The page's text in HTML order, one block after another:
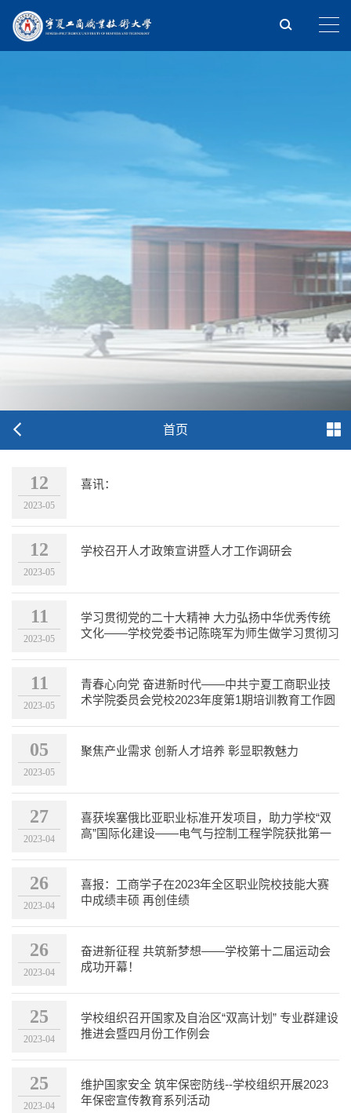
首页
12
2023-05
喜讯：
12
2023-05
学校召开人才政策宣讲暨人才工作调研会
11
2023-05
学习贯彻党的二十大精神 大力弘扬中华优秀传统
文化——学校党委书记陈晓军为师生做学习贯彻习
11
2023-05
青春心向党 奋进新时代——中共宁夏工商职业技
术学院委员会党校2023年度第1期培训教育工作圆
05
2023-05
聚焦产业需求 创新人才培养 彰显职教魅力
27
2023-04
喜获埃塞俄比亚职业标准开发项目，助力学校“双
高”国际化建设——电气与控制工程学院获批第一
26
2023-04
喜报：工商学子在2023年全区职业院校技能大赛
中成绩丰硕 再创佳绩
26
2023-04
奋进新征程 共筑新梦想——学校第十二届运动会
成功开幕！
25
2023-04
学校组织召开国家及自治区“双高计划” 专业群建设
推进会暨四月份工作例会
25
2023-04
维护国家安全 筑牢保密防线--学校组织开展2023
年保密宣传教育系列活动